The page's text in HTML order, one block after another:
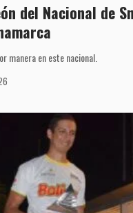
del Nacional de
manera en este nacional.